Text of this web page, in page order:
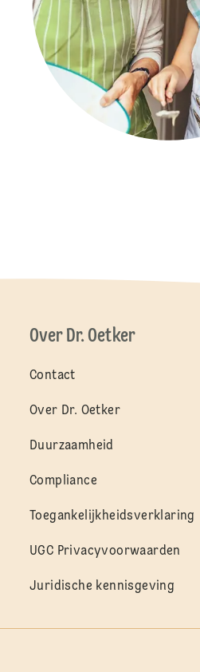
Over Dr. Oetker
Contact
Over Dr. Oetker
Duurzaamheid
Compliance
Toegankelijkheidsverklaring
UGC Privacyvoorwaarden
Juridische kennisgeving